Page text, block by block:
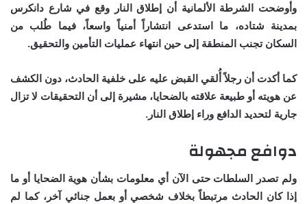
وأوضحت الشرطة الألمانية أن إطلاق النار وقع في شارع دانكرس
بمدينة شتاده، ما استدعى انتشاراً أمنياً واسعاً، فيما طُلب من
السكان تجنب المنطقة إلى حين انتهاء عمليات التأمين والتحقيق.
كما أكدت أن رجلاً أُلقي القبض عليه على خلفية الحادث، دون الكشف
عن هويته أو طبيعة علاقته بالضحايا، مشيرة إلى أن التحقيقات لا تزال
جارية لتحديد الدافع وراء إطلاق النار.
دوافع مجهولة
ولم تصدر السلطات حتى الآن أي معلومات بشأن هوية الضحايا أو ما
إذا كان الحادث مرتبطاً بخلاف شخصي أو بعمل جنائي آخر، كما لم